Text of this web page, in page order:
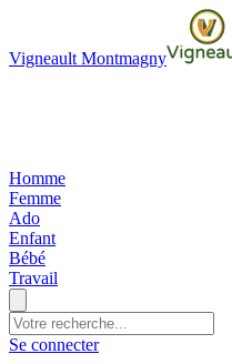
Vigneault Montmagny
Homme
Femme
Ado
Enfant
Bébé
Travail
Se connecter